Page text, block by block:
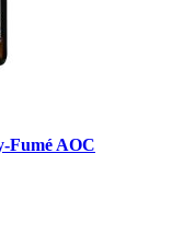
Fumé AOC